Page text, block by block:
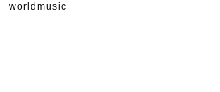
worldmusic